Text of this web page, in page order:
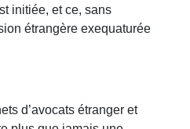
initiée, et ce, sans
étrangère exequaturée
d’avocats étranger et